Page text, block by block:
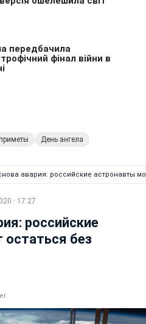
День ангела
авария: российские астронавты
· 17:27
российские
без